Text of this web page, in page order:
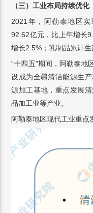
（三）工业布局持续优化
2021年，阿勒泰地区
92.62亿元，比上年增长
增长2.5%；乳制品累计
“十四五”期间，阿勒泰地
设成为全疆清洁能源生
源加工基地，重点发展
品加工业等产业。
阿勒泰地区现代工业重点